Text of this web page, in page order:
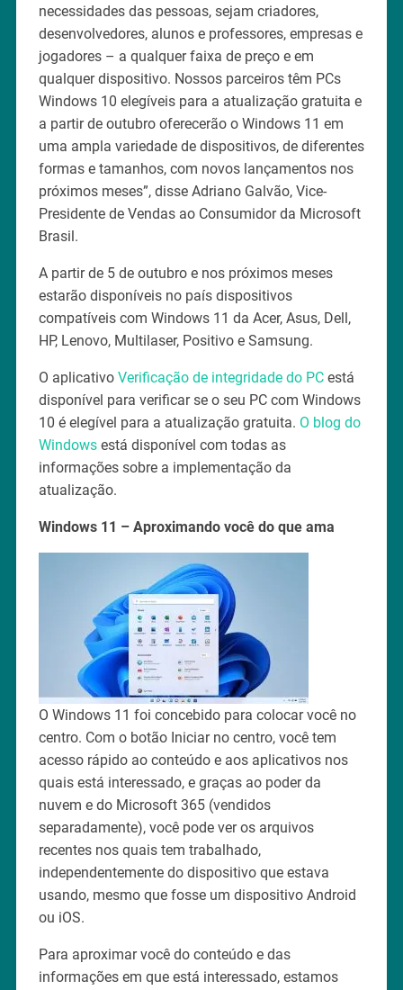
necessidades das pessoas, sejam criadores,
desenvolvedores, alunos e professores, empresas e
jogadores – a qualquer faixa de preço e em
qualquer dispositivo. Nossos parceiros têm PCs
Windows 10 elegíveis para a atualização gratuita e
a partir de outubro oferecerão o Windows 11 em
uma ampla variedade de dispositivos, de diferentes
formas e tamanhos, com novos lançamentos nos
próximos meses”, disse Adriano Galvão, Vice-
Presidente de Vendas ao Consumidor da Microsoft
Brasil.
A partir de 5 de outubro e nos próximos meses
estarão disponíveis no país dispositivos
compatíveis com Windows 11 da Acer, Asus, Dell,
HP, Lenovo, Multilaser, Positivo e Samsung.
O aplicativo Verificação de integridade do PCestá
disponível para verificar se o seu PC com Windows
10 é elegível para a atualização gratuita. O blog do
Windowsestá disponível com todas as
informações sobre a implementação da
atualização.
Windows 11 – Aproximando você do que ama
O Windows 11 foi concebido para colocar você no
centro. Com o botão Iniciar no centro, você tem
acesso rápido ao conteúdo e aos aplicativos nos
quais está interessado, e graças ao poder da
nuvem e do Microsoft 365 (vendidos
separadamente), você pode ver os arquivos
recentes nos quais tem trabalhado,
independentemente do dispositivo que estava
usando, mesmo que fosse um dispositivo Android
ou iOS.
Para aproximar você do conteúdo e das
informações em que está interessado, estamos